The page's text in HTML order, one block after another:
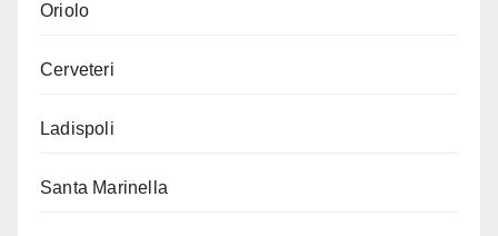
Oriolo
Cerveteri
Ladispoli
Santa Marinella